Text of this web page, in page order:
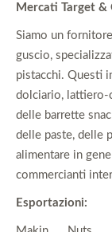
Mercati Target &
Siamo un
guscio,
pistacchi. Questi
dolciario, lattiero-
delle barrette
delle paste, delle
alimentare in
commercianti
Esportazioni: